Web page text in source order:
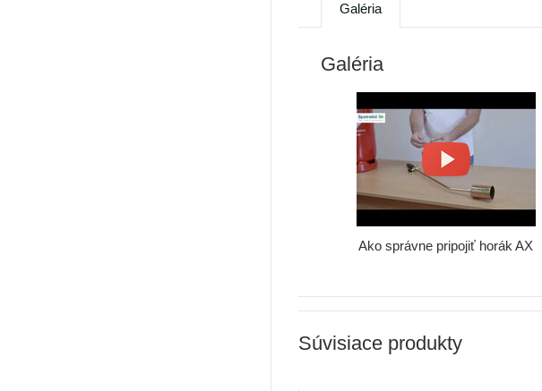
Galéria
Galéria
Ako správne pripojiť horák AX
Súvisiace produkty